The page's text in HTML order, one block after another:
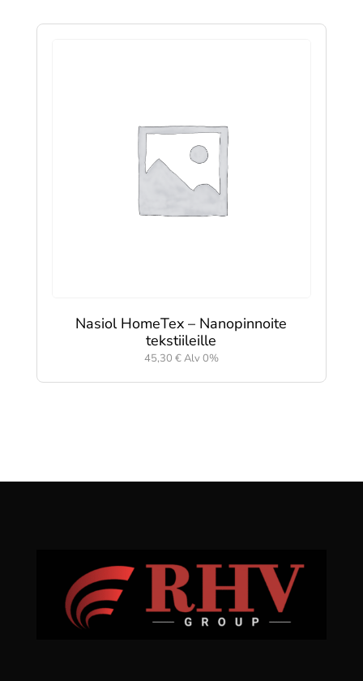
Nasiol HomeTex – Nanopinnoite
tekstiileille
45,30 €Alv 0%